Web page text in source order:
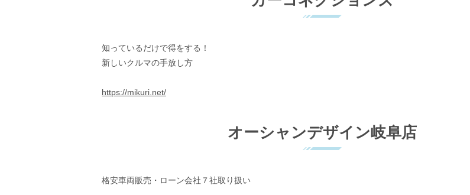
知っているだけで得をする！
新しいクルマの手放し方
https://mikuri.net/
オーシャンデザイン岐阜店
格安車両販売・ローン会社７社取り扱い